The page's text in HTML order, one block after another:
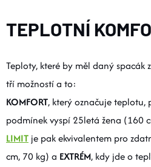
TEPLOTNÍ
Teploty, které by měl daný spacák
tří možností a to:
KOMFORT, který označuje teplotu,
podmínek vyspí 25letá žena (160
LIMIT je pak ekvivalentem pro
cm, 70 kg) a EXTRÉM, kdy jde o